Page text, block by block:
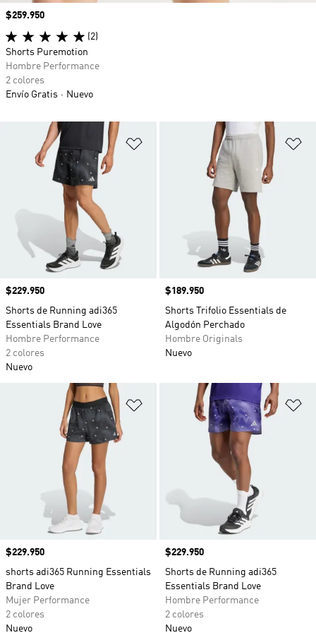
Añadir a la lista de deseos
Precio
$229.950
Shorts de Running adi365
Essentials Brand Love
Hombre Performance
2 colores
Nuevo
Precio
$189.950
Shorts Trifolio Essentials de
Algodón Perchado
Hombre Originals
Nuevo
Añadir a la lista de deseos
Precio
$229.950
shorts adi365 Running Essentials
Brand Love
Mujer Performance
2 colores
Nuevo
Precio
$229.950
Shorts de Running adi365
Essentials Brand Love
Hombre Performance
2 colores
Nuevo
Precio
$259.950
(2)
Shorts Puremotion
Hombre Performance
2 colores
Envío Gratis
Nuevo